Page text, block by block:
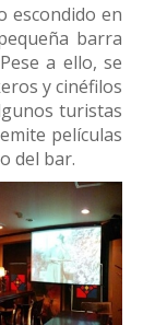
escondido en
barra
a ello, se
y cinéfilos
turistas
películas
del bar.